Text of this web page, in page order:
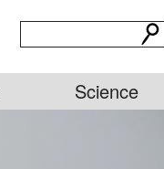
Science